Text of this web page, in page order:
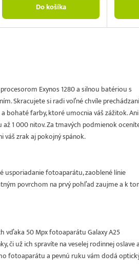
Do košíka
Exynos 1280 a silnou batériou s
Skracujete si radi voľné chvíle
bohaté farby, ktoré umocnia váš zážitok. Ani
1 000 nitov. Za tmavých podmienok
zrak aj pokojný spánok.
usporiadanie fotoaparátu, zaoblené línie
povrchom na prvý pohľad zaujme a k
50 Mpx fotoaparátu Galaxy A25
či už ich spravíte na veselej rodinnej oslave
fotoaparátu a pevnú ruku vám dodá